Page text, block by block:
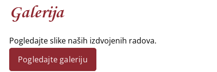
Galerija
Pogledajte slike naših izdvojenih radova.
Pogledajte galeriju